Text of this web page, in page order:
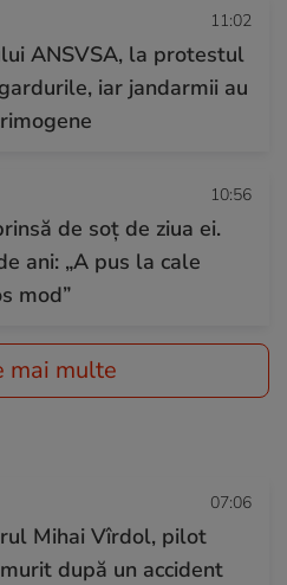
11:02
ANSVSA, la protestul
iar jandarmii au
10:56
de soț de ziua ei.
ani: „A pus la cale
mod”
mai multe
07:06
Mihai Vîrdol, pilot
după un accident